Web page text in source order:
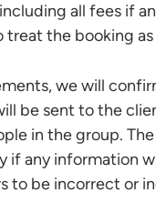
all fees if
the booking
we will
be sent to the
in the group.
any information
to be incorrect or